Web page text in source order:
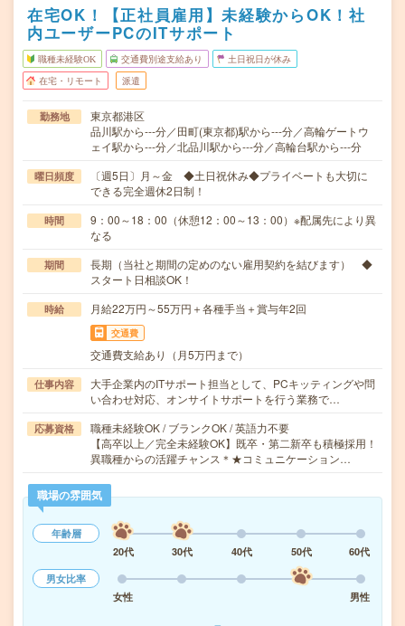
在宅OK！【正社員雇用】未経験からOK！社
内ユーザーPCのITサポート
職種未経験OK 交通費別途支給あり 土日祝日が休み
在宅・リモート 派遣
勤務地
東京都港区
品川駅から---分／田町(東京都)駅から---分／高輪ゲートウ
ェイ駅から---分／北品川駅から---分／高輪台駅から---分
曜日頻度
〔週5日〕月～金 ◆土日祝休み◆プライベートも大切に
できる完全週休2日制！
時間
9：00～18：00（休憩12：00～13：00）※配属先により異
なる
期間
長期（当社と期間の定めのない雇用契約を結びます） ◆
スタート日相談OK！
時給 月給22万円～55万円＋各種手当＋賞与年2回
交通費
交通費支給あり（月5万円まで）
仕事内容
大手企業内のITサポート担当として、PCキッティングや問
い合わせ対応、オンサイトサポートを行う業務で…
応募資格
職種未経験OK / ブランクOK / 英語力不要
【高卒以上／完全未経験OK】既卒・第二新卒も積極採用！
異職種からの活躍チャンス＊★コミュニケーション…
職場の雰囲気
年齢層
20代
30代 40代 50代
60代
男女比率
女性
男性